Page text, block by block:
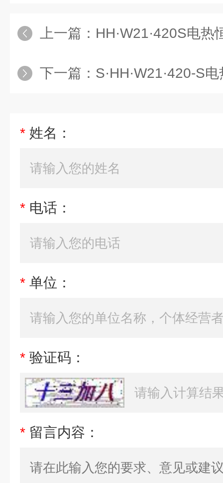
上一篇： HH·W21·420S电热
下一篇： S·HH·W21·420-S
* 姓名：
* 电话：
* 单位：
* 验证码：
* 留言内容：